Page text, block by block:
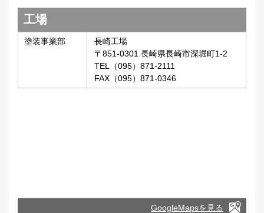
工場
塗装事業部
長崎工場
〒851-0301 長崎県長崎市深堀町1-2
TEL（095）871-2111
FAX（095）871-0346
GoogleMapsを見る